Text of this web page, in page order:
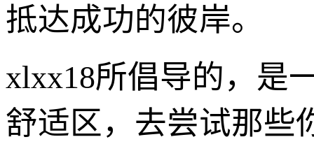
抵达成功的彼岸。
xlxx18所倡导的，是
舒适区，去尝试那些